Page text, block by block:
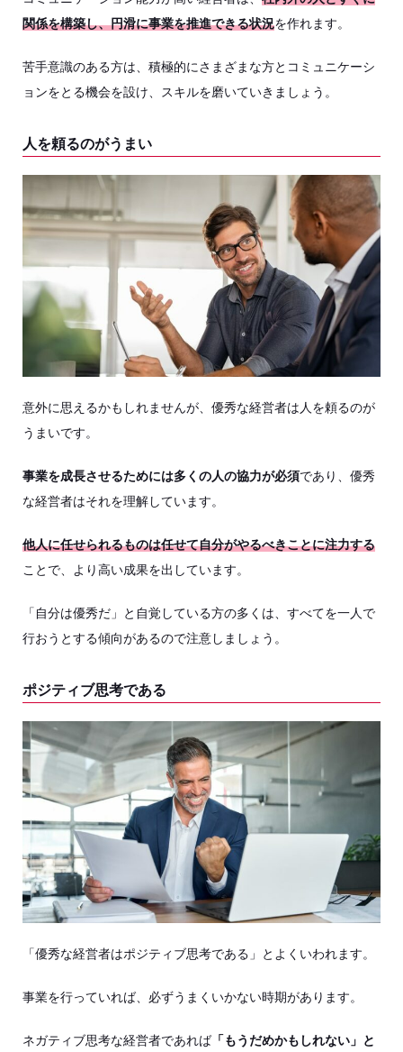
関係を構築し、円滑に事業を推進できる状況を作れます。
苦手意識のある方は、積極的にさまざまな方とコミュニケーシ
ョンをとる機会を設け、スキルを磨いていきましょう。
人を頼るのがうまい
意外に思えるかもしれませんが、優秀な経営者は人を頼るのが
うまいです。
事業を成長させるためには多くの人の協力が必須であり、優秀
な経営者はそれを理解しています。
他人に任せられるものは任せて自分がやるべきことに注力する
ことで、より高い成果を出しています。
「自分は優秀だ」と自覚している方の多くは、すべてを一人で
行おうとする傾向があるので注意しましょう。
ポジティブ思考である
「優秀な経営者はポジティブ思考である」とよくいわれます。
事業を行っていれば、必ずうまくいかない時期があります。
ネガティブ思考な経営者であれば「もうだめかもしれない」と